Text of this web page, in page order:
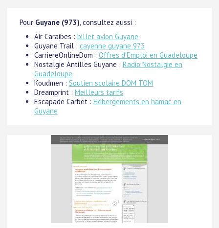
Pour Guyane (973) , consultez aussi :
Air Caraibes : billet avion Guyane
Guyane Trail : cayenne guyane 973
CarriereOnlineDom : Offres d'Emploi en Guadeloupe
Nostalgie Antilles Guyane : Radio Nostalgie en
Guadeloupe
Koudmen : Soutien scolaire DOM TOM
Dreamprint : Meilleurs tarifs
Escapade Carbet : Hébergements en hamac en
Guyane